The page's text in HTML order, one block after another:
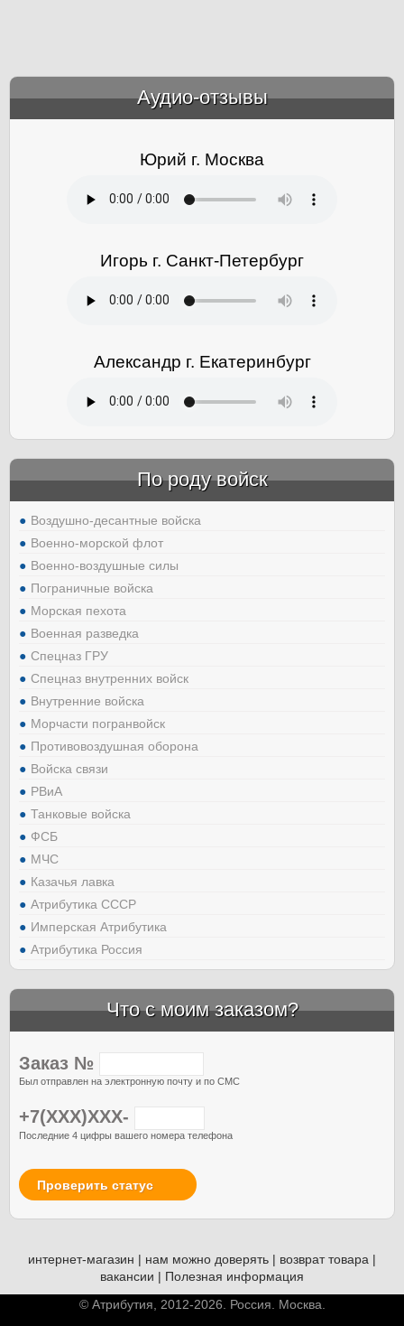
Аудио-отзывы
Юрий г. Москва
Игорь г. Санкт-Петербург
Александр г. Екатеринбург
По роду войск
Воздушно-десантные войска
Военно-морской флот
Военно-воздушные силы
Пограничные войска
Морская пехота
Военная разведка
Спецназ ГРУ
Спецназ внутренних войск
Внутренние войска
Морчасти погранвойск
Противовоздушная оборона
Войска связи
РВиА
Танковые войска
ФСБ
МЧС
Казачья лавка
Атрибутика СССР
Имперская Атрибутика
Атрибутика Россия
Что с моим заказом?
Заказ №
Был отправлен на электронную почту и по СМС
+7(XXX)XXX-
Последние 4 цифры вашего номера телефона
Проверить статус
интернет-магазин | нам можно доверять | возврат товара |
вакансии | Полезная информация
© Атрибутия, 2012-2026. Россия. Москва.